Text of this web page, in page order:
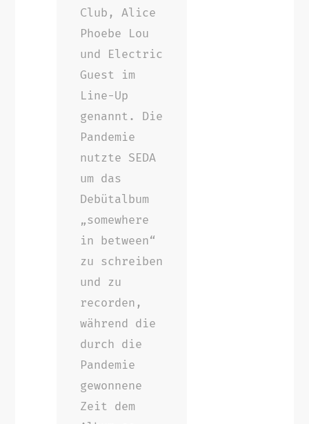
Club, Alice
Phoebe Lou
und Electric
Guest im
Line-Up
genannt. Die
Pandemie
nutzte SEDA
um das
Debütalbum
„somewhere
in between“
zu schreiben
und zu
recorden,
während die
durch die
Pandemie
gewonnene
Zeit dem